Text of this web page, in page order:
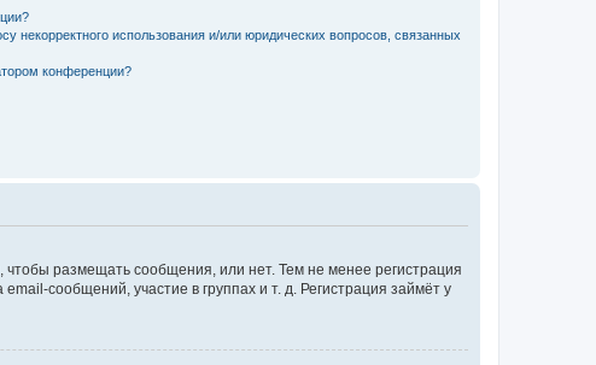
некорректного использования и/или юридических вопросов, связанных
конференции?
чтобы размещать сообщения, или нет. Тем не менее регистрация
сообщений, участие в группах и т. д. Регистрация займёт у